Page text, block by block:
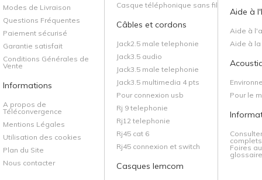
Modes de Livraison
Questions Fréquentes
Paiement sécurisé
Garantie satisfait
Conditions Générales de
Vente
Informations
A propos de
Téléconvergence
Mentions Légales
Utilisation des cookies
Plan du Site
Nous contacter
Casque téléphonique sans fil
Câbles et cordons
Jack2.5 male telephonie
Jack3.5 audio
Jack3.5 male telephonie
Jack3.5 multimedia 4 pts
Pour connexion usb
Rj 9 telephonie
Rj12 telephonie
Rj45 cat 6
Rj45 connexion et switch
Casques lemcom
Aide à
Aide à
Aide à
Pour le
Foires